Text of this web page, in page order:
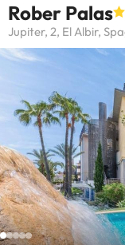
Rober Palas
Jupiter, 2, El Albir,